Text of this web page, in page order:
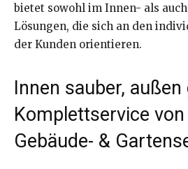
bietet sowohl im Innen- als
Lösungen, die sich an den
der Kunden orientieren.
Innen sauber,
Komplettservice von
Gebäude- &